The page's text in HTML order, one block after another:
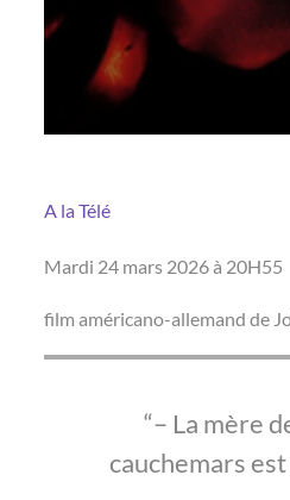
A la Télé
Mardi 24 mars 2026 à 20H55
film américano-allemand de
– La mère
cauchemars